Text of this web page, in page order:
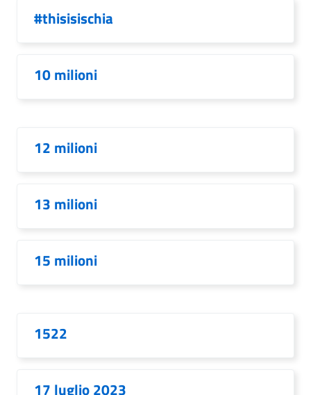
#thisisischia
10 milioni
12 milioni
13 milioni
15 milioni
1522
17 luglio 2023